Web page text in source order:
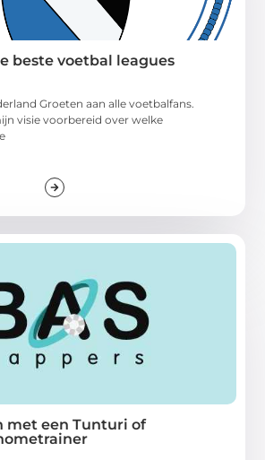
beste voetbal leagues
Groeten aan alle voetbalfans.
visie voorbereid over welke
met een Tunturi of